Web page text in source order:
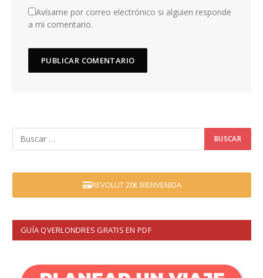
Avísame por correo electrónico si alguien responde
a mi comentario.
REVOLUT 20€ BIENVENIDA
GUÍA QVERLONDRES GRATIS EN PDF